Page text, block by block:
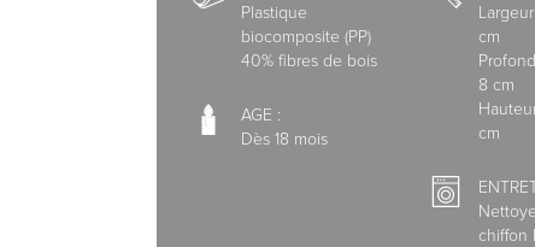
En rupture
Pour vous offrir un service de qualité, nous
spécialisés.
Nous avons choisi l'interface de paiement
Plastique
biocomposite (PP)
40% fibres de bois
AGE :
Dès 18 mois
cm
8 cm
cm
chiffon